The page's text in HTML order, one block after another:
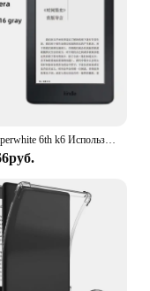
kindle Paperwhite 6th k6 Использованный вариант электронной книги Reader EReader EReader E-ink Book для kindle